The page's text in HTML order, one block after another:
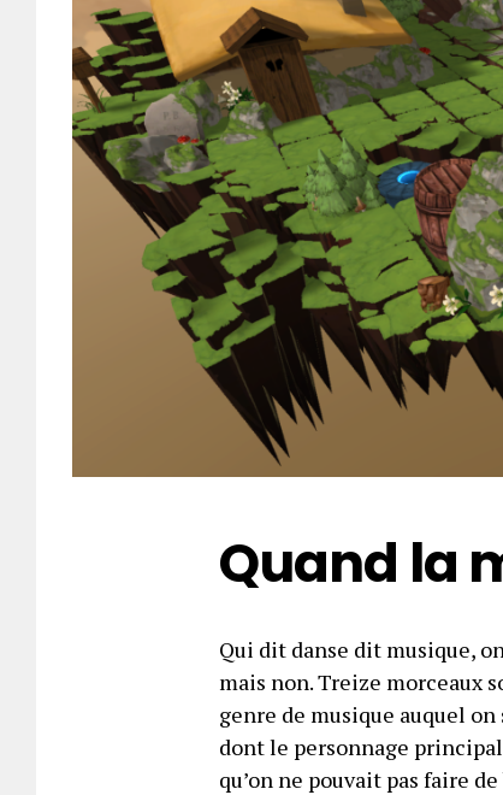
Quand la
Qui dit danse dit musique,
mais non. Treize morceaux
genre de musique auquel on
dont le personnage
qu’on ne pouvait pas faire